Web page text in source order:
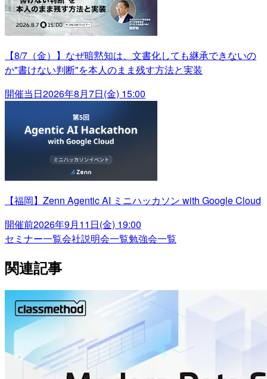
【8/7（金）】なぜ暗黙知は、文書化しても継承できないの
か"書けない判断"を本人のまま残す方法と実装
開催当日2026年8月7日(金) 15:00
【福岡】Zenn Agentic AI ミニハッカソン with Google Cloud
開催前2026年9月11日(金) 19:00
セミナー一覧会社説明会一覧勉強会一覧
関連記事